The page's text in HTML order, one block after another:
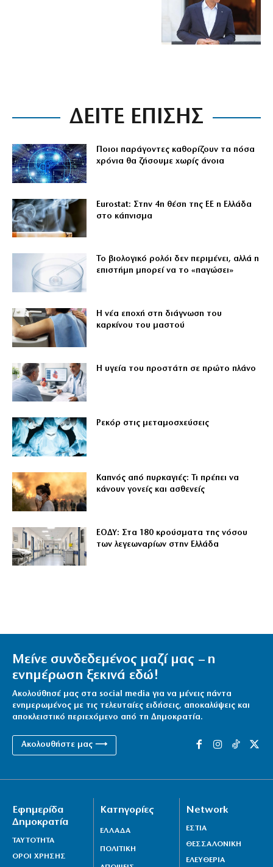
ΔΕΙΤΕ ΕΠΙΣΗΣ
Ποιοι παράγοντες καθορίζουν τα πόσα
χρόνια θα ζήσουμε χωρίς άνοια
Eurostat: Στην 4η θέση της ΕΕ η Ελλάδα
στο κάπνισμα
Το βιολογικό ρολόι δεν περιμένει, αλλά η
επιστήμη μπορεί να το «παγώσει»
Η νέα εποχή στη διάγνωση του
καρκίνου του μαστού
Η υγεία του προστάτη σε πρώτο πλάνο
Ρεκόρ στις μεταμοσχεύσεις
Καπνός από πυρκαγιές: Τι πρέπει να
κάνουν γονείς και ασθενείς
ΕΟΔΥ: Στα 180 κρούσματα της νόσου
των λεγεωναρίων στην Ελλάδα
Μείνε συνδεδεμένος μαζί μας – η
ενημέρωση ξεκινά εδώ!
Ακολούθησέ μας στα social media για να μένεις πάντα
ενημερωμένος με τις τελευταίες ειδήσεις, αποκαλύψεις και
αποκλειστικό περιεχόμενο από τη Δημοκρατία.
Ακολουθήστε μας ⟶
Εφημερίδα
Δημοκρατία
ΤΑΥΤΟΤΗΤΑ
ΟΡΟΙ ΧΡΗΣΗΣ
Κατηγορίες
ΕΛΛΑΔΑ
ΠΟΛΙΤΙΚΗ
Network
ΕΣΤΙΑ
ΘΕΣΣΑΛΟΝΙΚΗ
ΕΛΕΥΘΕΡΙΑ